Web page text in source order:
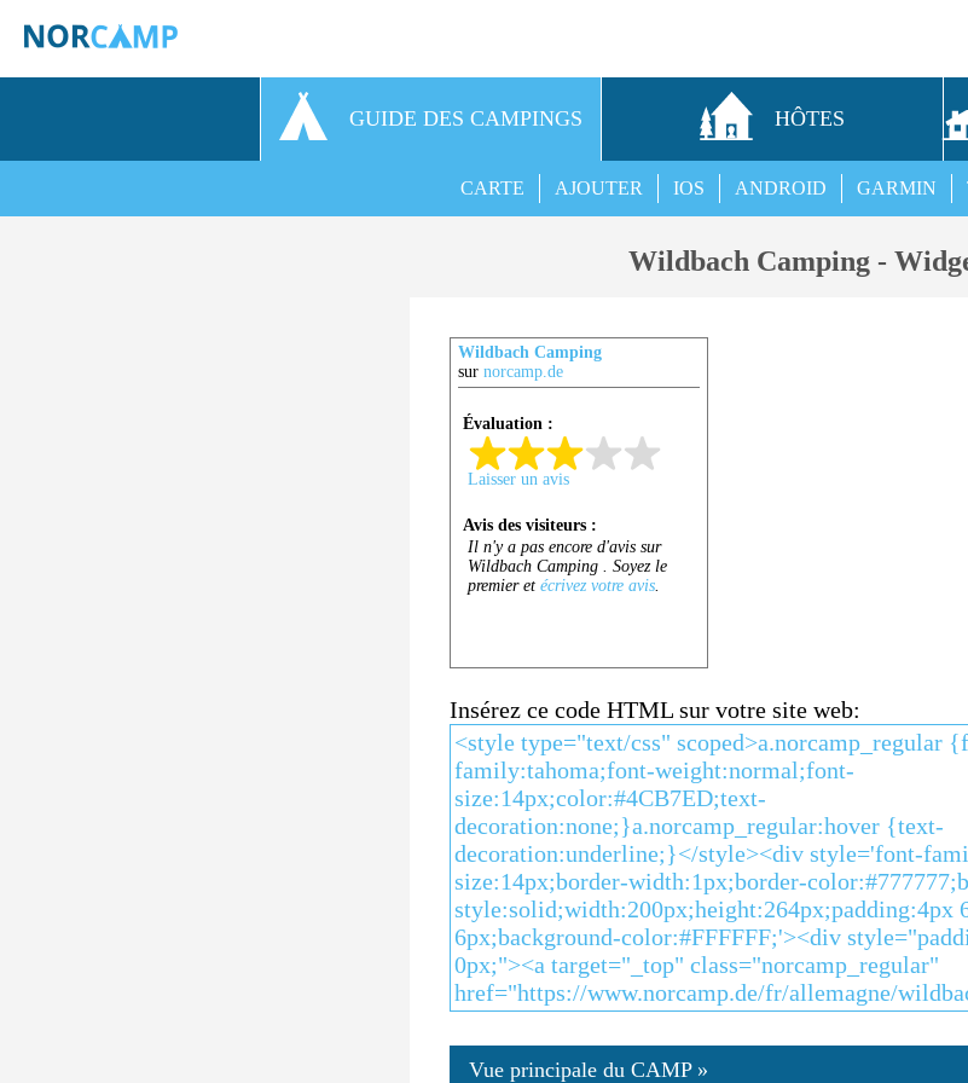
GUIDE DES CAMPINGS HÔTES
GARMIN
ANDROID
IOS
AJOUTER
CARTE
Wildbach Camping -
Wildbach Camping
surnorcamp.de
Insérez ce code HTML sur votre site web:
Vue principale du CAMP »